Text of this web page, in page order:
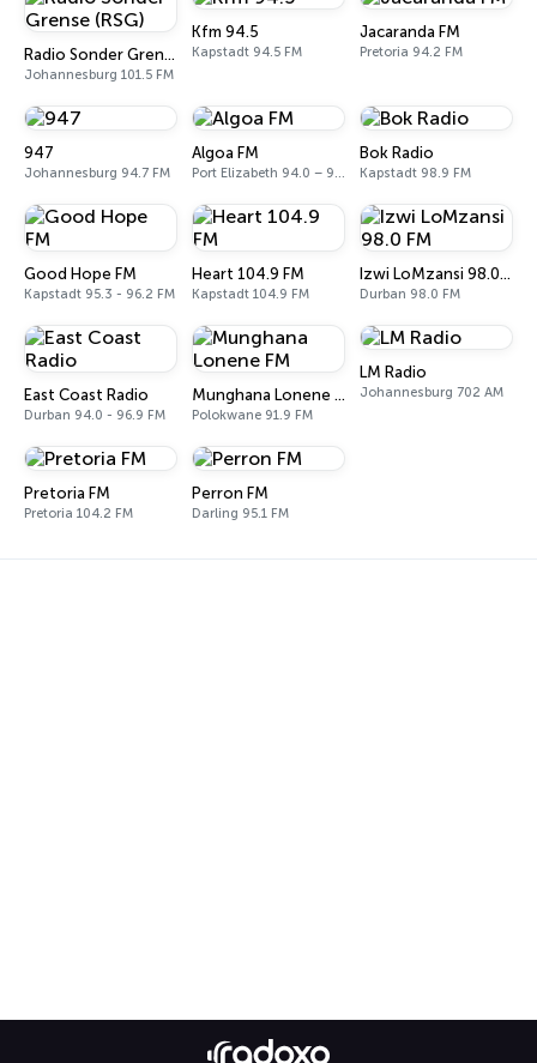
Radio Sonder Grense (RSG)
Johannesburg 101.5 FM
Kfm 94.5
Kapstadt 94.5 FM
Jacaranda FM
Pretoria 94.2 FM
947
Johannesburg 94.7 FM
Algoa FM
Port Elizabeth 94.0 – 97.0 FM
Bok Radio
Kapstadt 98.9 FM
Good Hope FM
Kapstadt 95.3 - 96.2 FM
Heart 104.9 FM
Kapstadt 104.9 FM
Izwi LoMzansi 98.0 FM
Durban 98.0 FM
East Coast Radio
Durban 94.0 - 96.9 FM
Munghana Lonene FM
Polokwane 91.9 FM
LM Radio
Johannesburg 702 AM
Pretoria FM
Pretoria 104.2 FM
Perron FM
Darling 95.1 FM